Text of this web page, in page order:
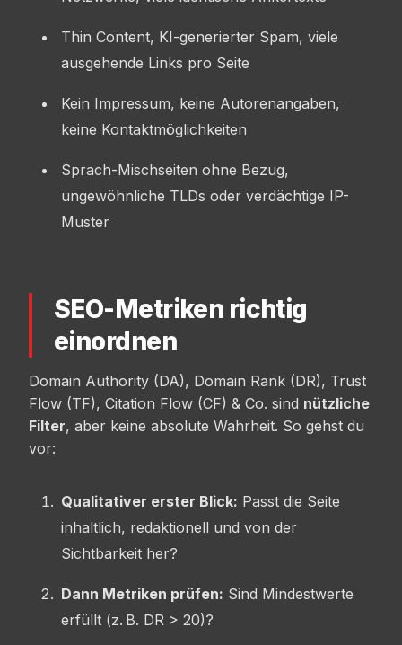
Thin Content, KI-generierter Spam, viele
ausgehende Links pro Seite
Kein Impressum, keine Autorenangaben,
keine Kontaktmöglichkeiten
Sprach-Mischseiten ohne Bezug,
ungewöhnliche TLDs oder verdächtige IP-
Muster
SEO-Metriken richtig
einordnen
Domain Authority (DA), Domain Rank (DR), Trust
Flow (TF), Citation Flow (CF) & Co. sind nützliche
Filter, aber keine absolute Wahrheit. So gehst du
vor:
Qualitativer erster Blick: Passt die Seite
inhaltlich, redaktionell und von der
Sichtbarkeit her?
Dann Metriken prüfen: Sind Mindestwerte
erfüllt (z. B. DR > 20)?